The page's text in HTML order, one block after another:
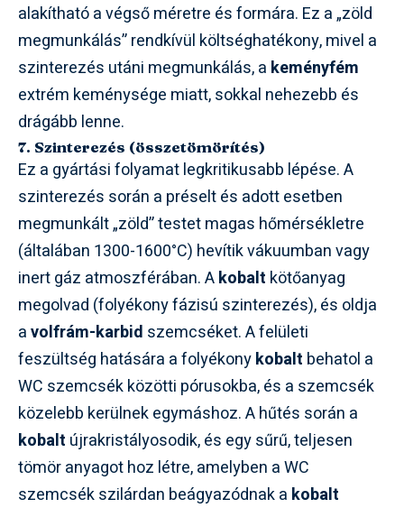
alakítható a végső méretre és formára. Ez a „zöld
megmunkálás” rendkívül költséghatékony, mivel a
szinterezés utáni megmunkálás, a keményfém
extrém keménysége miatt, sokkal nehezebb és
drágább lenne.
7. Szinterezés (összetömörítés)
Ez a gyártási folyamat legkritikusabb lépése. A
szinterezés során a préselt és adott esetben
megmunkált „zöld” testet magas hőmérsékletre
(általában 1300-1600°C) hevítik vákuumban vagy
inert gáz atmoszférában. Akobalt kötőanyag
megolvad (folyékony fázisú szinterezés), és oldja
avolfrám-karbid szemcséket. A felületi
feszültség hatására a folyékonykobalt behatol a
WC szemcsék közötti pórusokba, és a szemcsék
közelebb kerülnek egymáshoz. A hűtés során a
kobalt újrakristályosodik, és egy sűrű, teljesen
tömör anyagot hoz létre, amelyben a WC
szemcsék szilárdan beágyazódnak a kobalt